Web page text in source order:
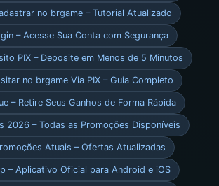
no brgame – Tutorial Atualizado
– Acesse Sua Conta com Segurança
PIX – Deposite em Menos de 5 Minutos
no brgame Via PIX – Guia Completo
– Retire Seus Ganhos de Forma Rápida
2026 – Todas as Promoções Disponíveis
Atuais – Ofertas Atualizadas
– Aplicativo Oficial para Android e iOS